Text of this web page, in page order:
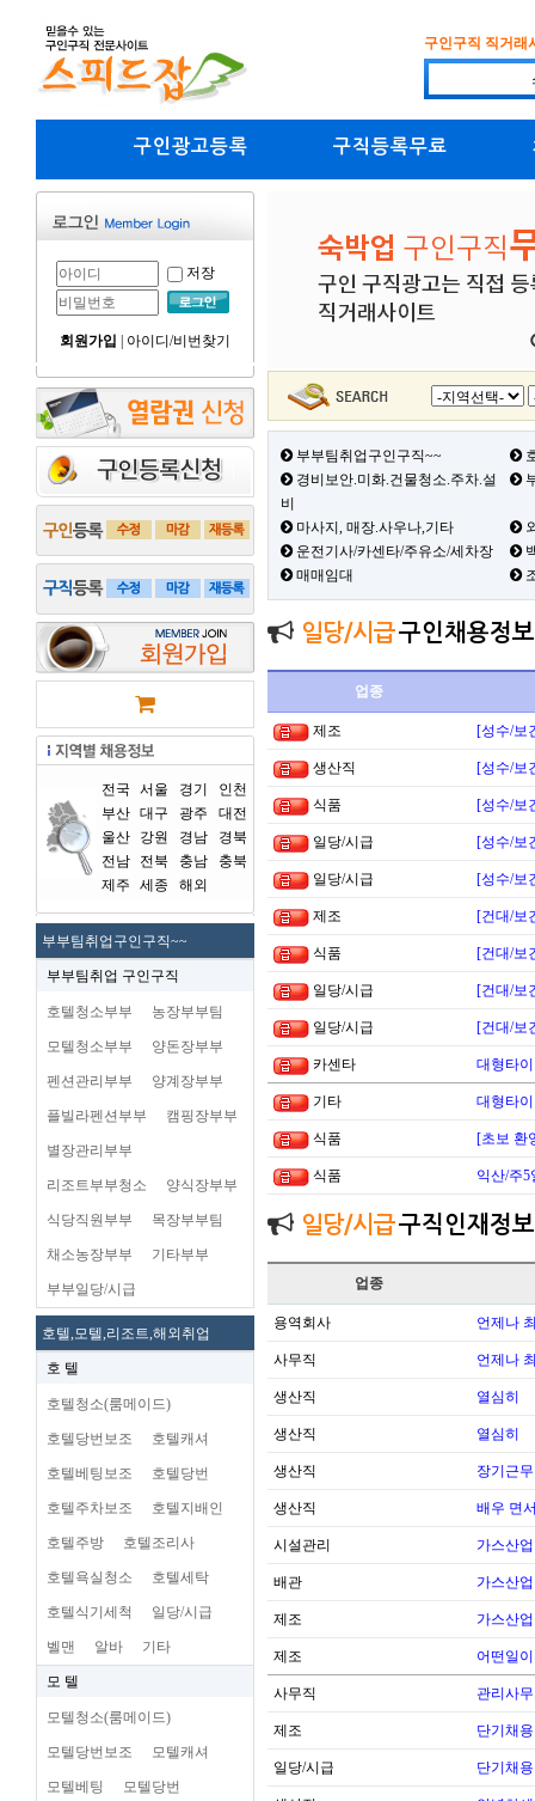
구인구직 직거래
구인광고등록 구직등록무료
저장
회원가입 아이디/비번찾기
전국 서울 경기
인천
부산 대구 광주
대전
울산
강원 경남
경북
전남
전북 충남
충북
제주
세종 해외
부부팀취업구인구직~~
부부팀취업 구인구직
호텔청소부부 농장부부팀
모텔청소부부 양돈장부부
펜션관리부부 양계장부부
플빌라펜션부부 캠핑장부부
별장관리부부
리조트부부청소 양식장부부
식당직원부부 목장부부팀
채소농장부부 기타부부
부부일당/시급
호텔,모텔,리조트,해외취업
호 텔
호텔청소(룸메이드)
호텔당번보조 호텔캐셔
호텔베팅보조 호텔당번
호텔주차보조 호텔지배인
호텔주방 호텔조리사
호텔욕실청소 호텔세탁
호텔식기세척 일당/시급
벨맨 알바 기타
모 텔
모텔청소(룸메이드)
모텔당번보조 모텔캐셔
모텔베팅 모텔당번
부부팀취업구인구직~~
경비보안.미화.건물청소.주차.설
비
마사지, 매장.사우나,기타
운전기사/카센타/주유소/세차장
매매임대
일당/시급구인채용정보
업종
제조 [성수/보
생산직 [성수/보
식품 [성수/보
일당/시급 [성수/보
일당/시급 [성수/보
제조 [건대/보
식품 [건대/보
일당/시급 [건대/보
일당/시급 [건대/보
카센타 대형타
기타 대형타
식품 [초보 환
식품 익산/주
일당/시급구직인재정보
업종
용역회사 언제나
사무직 언제나
생산직 열심히
생산직 열심히
생산직 장기근
생산직 배우 면
시설관리 가스산
배관 가스산
제조 가스산
제조 어떤일
사무직 관리사
제조 단기채
일당/시급 단기채